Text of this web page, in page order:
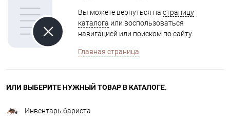
Вы можете вернуться на страницу
каталога или воспользоваться
навигацией или поиском по сайту.
Главная страница
ИЛИ ВЫБЕРИТЕ НУЖНЫЙ ТОВАР В КАТАЛОГЕ.
Инвентарь бариста